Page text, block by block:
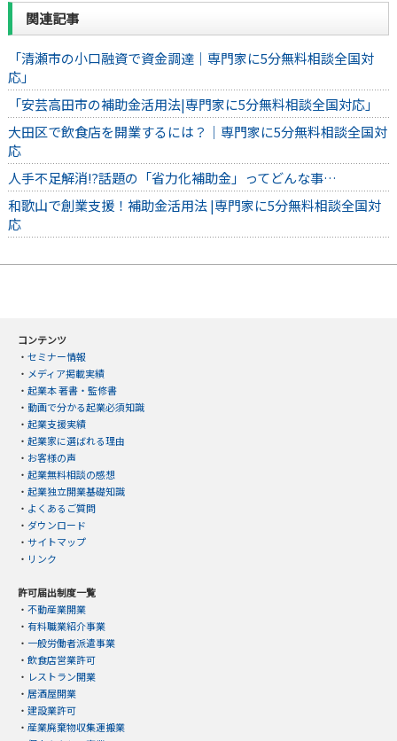
関連記事
「清瀬市の小口融資で資金調達｜専門家に5分無料相談全国対
応」
「安芸高田市の補助金活用法|専門家に5分無料相談全国対応」
大田区で飲食店を開業するには？｜専門家に5分無料相談全国対
応
人手不足解消⁉話題の「省力化補助金」ってどんな事…
和歌山で創業支援！補助金活用法 |専門家に5分無料相談全国対
応
コンテンツ
・ セミナー情報
・ メディア掲載実績
・ 起業本 著書・監修書
・ 動画で分かる起業必須知識
・ 起業支援実績
・ 起業家に選ばれる理由
・ お客様の声
・ 起業無料相談の感想
・ 起業独立開業基礎知識
・ よくあるご質問
・ ダウンロード
・ サイトマップ
・ リンク
許可届出制度一覧
・ 不動産業開業
・ 有料職業紹介事業
・ 一般労働者派遣事業
・ 飲食店営業許可
・ レストラン開業
・ 居酒屋開業
・ 建設業許可
・ 産業廃棄物収集運搬業